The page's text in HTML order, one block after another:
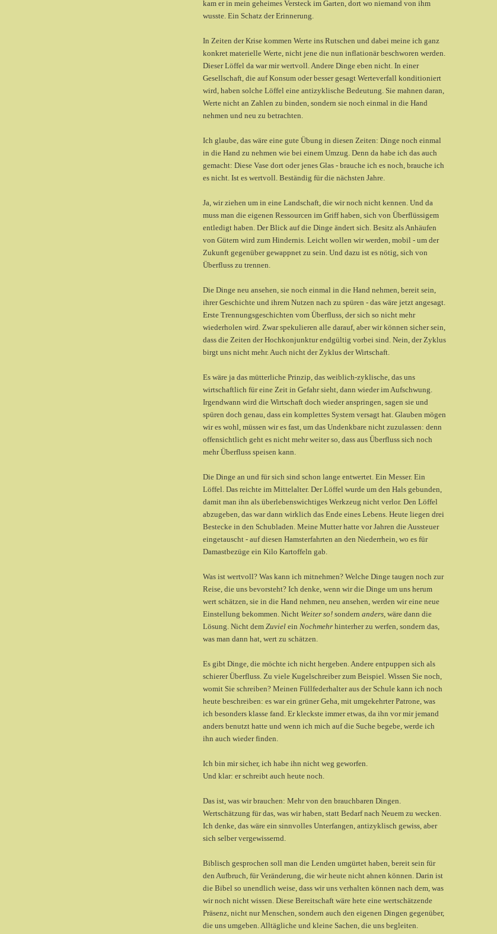
kam er in mein geheimes Versteck im Garten, dort wo niemand von ihm
wusste. Ein Schatz der Erinnerung.
In Zeiten der Krise kommen Werte ins Rutschen und dabei meine ich ganz
konkret materielle Werte, nicht jene die nun inflationär beschworen werden.
Dieser Löffel da war mir wertvoll. Andere Dinge eben nicht. In einer
Gesellschaft, die auf Konsum oder besser gesagt Werteverfall konditioniert
wird, haben solche Löffel eine antizyklische Bedeutung. Sie mahnen daran,
Werte nicht an Zahlen zu binden, sondern sie noch einmal in die Hand
nehmen und neu zu betrachten.
Ich glaube, das wäre eine gute Übung in diesen Zeiten: Dinge noch einmal
in die Hand zu nehmen wie bei einem Umzug. Denn da habe ich das auch
gemacht: Diese Vase dort oder jenes Glas - brauche ich es noch, brauche ich
es nicht. Ist es wertvoll. Beständig für die nächsten Jahre.
Ja, wir ziehen um in eine Landschaft, die wir noch nicht kennen. Und da
muss man die eigenen Ressourcen im Griff haben, sich von Überflüssigem
entledigt haben. Der Blick auf die Dinge ändert sich. Besitz als Anhäufen
von Gütern wird zum Hindernis. Leicht wollen wir werden, mobil - um der
Zukunft gegenüber gewappnet zu sein. Und dazu ist es nötig, sich von
Überfluss zu trennen.
Die Dinge neu ansehen, sie noch einmal in die Hand nehmen, bereit sein,
ihrer Geschichte und ihrem Nutzen nach zu spüren - das wäre jetzt angesagt.
Erste Trennungsgeschichten vom Überfluss, der sich so nicht mehr
wiederholen wird. Zwar spekulieren alle darauf, aber wir können sicher sein,
dass die Zeiten der Hochkonjunktur endgültig vorbei sind. Nein, der Zyklus
birgt uns nicht mehr. Auch nicht der Zyklus der Wirtschaft.
Es wäre ja das mütterliche Prinzip, das weiblich-zyklische, das uns
wirtschaftlich für eine Zeit in Gefahr sieht, dann wieder im Aufschwung.
Irgendwann wird die Wirtschaft doch wieder anspringen, sagen sie und
spüren doch genau, dass ein komplettes System versagt hat. Glauben mögen
wir es wohl, müssen wir es fast, um das Undenkbare nicht zuzulassen: denn
offensichtlich geht es nicht mehr weiter so, dass aus Überfluss sich noch
mehr Überfluss speisen kann.
Die Dinge an und für sich sind schon lange entwertet. Ein Messer. Ein
Löffel. Das reichte im Mittelalter. Der Löffel wurde um den Hals gebunden,
damit man ihn als überlebenswichtiges Werkzeug nicht verlor. Den Löffel
abzugeben, das war dann wirklich das Ende eines Lebens. Heute liegen drei
Bestecke in den Schubladen. Meine Mutter hatte vor Jahren die Aussteuer
eingetauscht - auf diesen Hamsterfahrten an den Niederrhein, wo es für
Damastbezüge ein Kilo Kartoffeln gab.
Was ist wertvoll? Was kann ich mitnehmen? Welche Dinge taugen noch zur
Reise, die uns bevorsteht? Ich denke, wenn wir die Dinge um uns herum
wert schätzen, sie in die Hand nehmen, neu ansehen, werden wir eine neue
Einstellung bekommen. Nicht Weiter so! sondern anders, wäre dann die
Lösung. Nicht dem Zuviel ein Nochmehr hinterher zu werfen, sondern das,
was man dann hat, wert zu schätzen.
Es gibt Dinge, die möchte ich nicht hergeben. Andere entpuppen sich als
schierer Überfluss. Zu viele Kugelschreiber zum Beispiel. Wissen Sie noch,
womit Sie schreiben? Meinen Füllfederhalter aus der Schule kann ich noch
heute beschreiben: es war ein grüner Geha, mit umgekehrter Patrone, was
ich besonders klasse fand. Er kleckste immer etwas, da ihn vor mir jemand
anders benutzt hatte und wenn ich mich auf die Suche begebe, werde ich
ihn auch wieder finden.
Ich bin mir sicher, ich habe ihn nicht weg geworfen.
Und klar: er schreibt auch heute noch.
Das ist, was wir brauchen: Mehr von den brauchbaren Dingen.
Wertschätzung für das, was wir haben, statt Bedarf nach Neuem zu wecken.
Ich denke, das wäre ein sinnvolles Unterfangen, antizyklisch gewiss, aber
sich selber vergewissernd.
Biblisch gesprochen soll man die Lenden umgürtet haben, bereit sein für
den Aufbruch, für Veränderung, die wir heute nicht ahnen können. Darin ist
die Bibel so unendlich weise, dass wir uns verhalten können nach dem, was
wir noch nicht wissen. Diese Bereitschaft wäre hete eine wertschätzende
Präsenz, nicht nur Menschen, sondern auch den eigenen Dingen gegenüber,
die uns umgeben. Alltägliche und kleine Sachen, die uns begleiten.